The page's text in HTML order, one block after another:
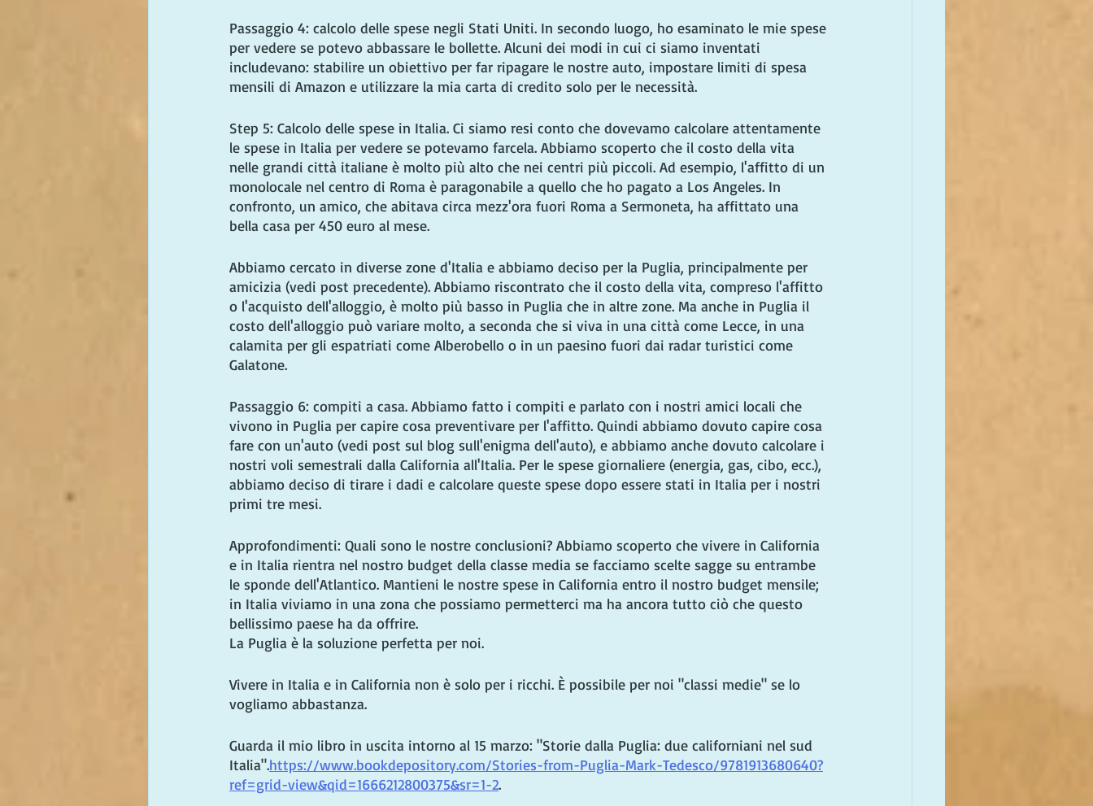
Passaggio 4: calcolo delle spese negli Stati Uniti. In secondo luogo, ho esaminato le mie spese
per vedere se potevo abbassare le bollette. Alcuni dei modi in cui ci siamo inventati
includevano: stabilire un obiettivo per far ripagare le nostre auto, impostare limiti di spesa
mensili di Amazon e utilizzare la mia carta di credito solo per le necessità.
Step 5: Calcolo delle spese in Italia. Ci siamo resi conto che dovevamo calcolare attentamente
le spese in Italia per vedere se potevamo farcela. Abbiamo scoperto che il costo della vita
nelle grandi città italiane è molto più alto che nei centri più piccoli. Ad esempio, l'affitto di un
monolocale nel centro di Roma è paragonabile a quello che ho pagato a Los Angeles. In
confronto, un amico, che abitava circa mezz'ora fuori Roma a Sermoneta, ha affittato una
bella casa per 450 euro al mese.
Abbiamo cercato in diverse zone d'Italia e abbiamo deciso per la Puglia, principalmente per
amicizia (vedi post precedente). Abbiamo riscontrato che il costo della vita, compreso l'affitto
o l'acquisto dell'alloggio, è molto più basso in Puglia che in altre zone. Ma anche in Puglia il
costo dell'alloggio può variare molto, a seconda che si viva in una città come Lecce, in una
calamita per gli espatriati come Alberobello o in un paesino fuori dai radar turistici come
Galatone.
Passaggio 6: compiti a casa. Abbiamo fatto i compiti e parlato con i nostri amici locali che
vivono in Puglia per capire cosa preventivare per l'affitto. Quindi abbiamo dovuto capire cosa
fare con un'auto (vedi post sul blog sull'enigma dell'auto), e abbiamo anche dovuto calcolare i
nostri voli semestrali dalla California all'Italia. Per le spese giornaliere (energia, gas, cibo, ecc.),
abbiamo deciso di tirare i dadi e calcolare queste spese dopo essere stati in Italia per i nostri
primi tre mesi.
Approfondimenti: Quali sono le nostre conclusioni? Abbiamo scoperto che vivere in California
e in Italia rientra nel nostro budget della classe media se facciamo scelte sagge su entrambe
le sponde dell'Atlantico. Mantieni le nostre spese in California entro il nostro budget mensile;
in Italia viviamo in una zona che possiamo permetterci ma ha ancora tutto ciò che questo
bellissimo paese ha da offrire.
La Puglia è la soluzione perfetta per noi.
Vivere in Italia e in California non è solo per i ricchi. È possibile per noi "classi medie" se lo
vogliamo abbastanza.
Guarda il mio libro in uscita intorno al 15 marzo: "Storie dalla Puglia: due californiani nel sud
Italia".https://www.bookdepository.com/Stories-from-Puglia-Mark-Tedesco/9781913680640?
ref=grid-view&qid=1666212800375&sr=1-2.